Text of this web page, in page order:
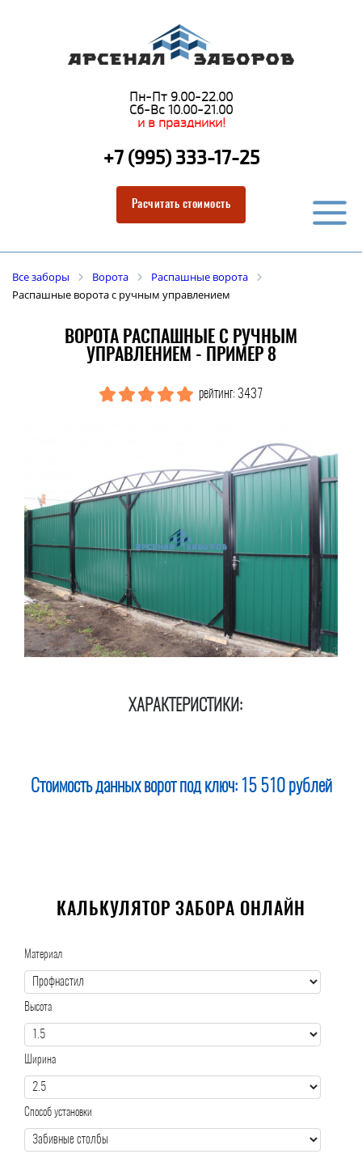
Пн-Пт 9.00-22.00
Сб-Вс 10.00-21.00
и в праздники!
+7 (995) 333-17-25
Расчитать стоимость
Все заборы Ворота
Распашные ворота
Распашные ворота с ручным управлением
ВОРОТА РАСПАШНЫЕ С РУЧНЫМ
УПРАВЛЕНИЕМ - ПРИМЕР 8
рейтинг: 3437
ХАРАКТЕРИСТИКИ:
Стоимость данных ворот под ключ: 15 510 рублей
КАЛЬКУЛЯТОР ЗАБОРА ОНЛАЙН
Материал
Высота
Ширина
Способ установки